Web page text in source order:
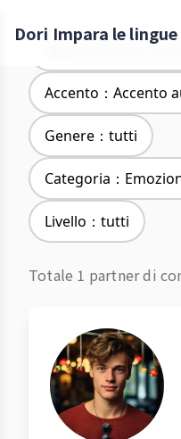
Dori Impara le lingue
Apprendimento
Accento：Accento
Genere：tutti
Categoria：
Livello：tutti
Totale 1 partner di